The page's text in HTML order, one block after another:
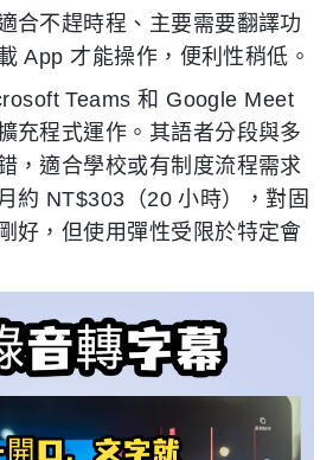
合不趕時程、主要需要翻譯功
App 才能操作，便利性稍低。
Teams 和 Google Meet
充程式運作。其語者分段與多
，適合學校或有制度流程需求
約 NT$303（20 小時），對固
好，但使用彈性受限於特定會